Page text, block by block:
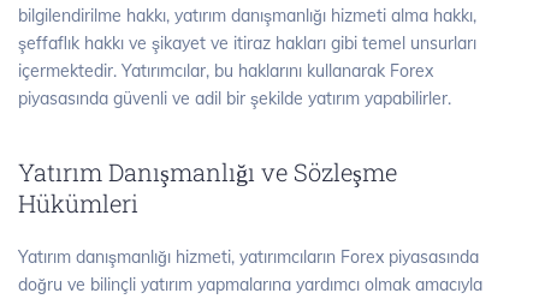
bilgilendirilme hakkı, yatırım danışmanlığı hizmeti alma hakkı,
şeffaflık hakkı ve şikayet ve itiraz hakları gibi temel unsurları
içermektedir. Yatırımcılar, bu haklarını kullanarak Forex
piyasasında güvenli ve adil bir şekilde yatırım yapabilirler.
Yatırım Danışmanlığı ve Sözleşme
Hükümleri
Yatırım danışmanlığı hizmeti, yatırımcıların Forex piyasasında
doğru ve bilinçli yatırım yapmalarına yardımcı olmak amacıyla